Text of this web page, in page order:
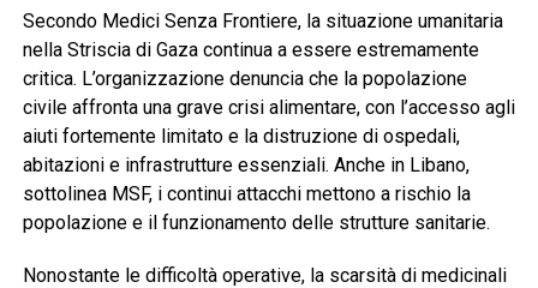
Secondo Medici Senza Frontiere, la situazione umanitaria
nella Striscia di Gaza continua a essere estremamente
critica. L’organizzazione denuncia che la popolazione
civile affronta una grave crisi alimentare, con l’accesso agli
aiuti fortemente limitato e la distruzione di ospedali,
abitazioni e infrastrutture essenziali. Anche in Libano,
sottolinea MSF, i continui attacchi mettono a rischio la
popolazione e il funzionamento delle strutture sanitarie.
Nonostante le difficoltà operative, la scarsità di medicinali